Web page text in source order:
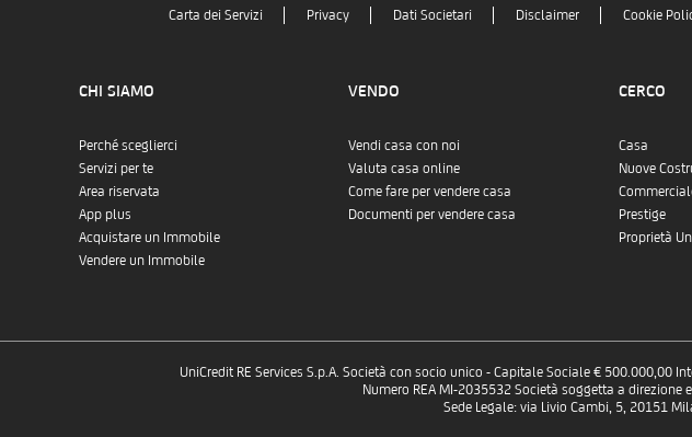
Carta dei Servizi Privacy Dati Societari Disclaimer Cookie
CHI SIAMO
Perché sceglierci
Servizi per te
Area riservata
App plus
Acquistare un Immobile
Vendere un Immobile
VENDO
Vendi casa con noi
Valuta casa online
Come fare per vendere casa
Documenti per vendere casa
CERCO
Casa
Nuove
Prestige
Proprietà
UniCredit RE Services S.p.A. Società con socio unico - Capitale Sociale € 500.000,00
Numero REA MI-2035532 Società soggetta a direzione
Sede Legale: via Livio Cambi, 5, 20151